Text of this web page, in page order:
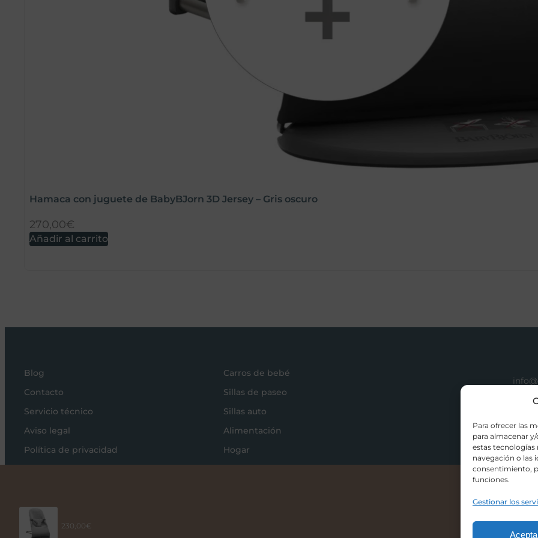
Para ofrecer las
para almacenar
estas
navegación o las
consentimiento,
funciones.
Gestionar los
230,00€
Hamaca con juguete de BabyBJorn 3D Jersey – Gris oscuro
270,00€
Añadir al carrito
Blog
Contacto
Servicio técnico
Aviso legal
Política de privacidad
Carros de bebé
Sillas de paseo
Sillas auto
Alimentación
Hogar